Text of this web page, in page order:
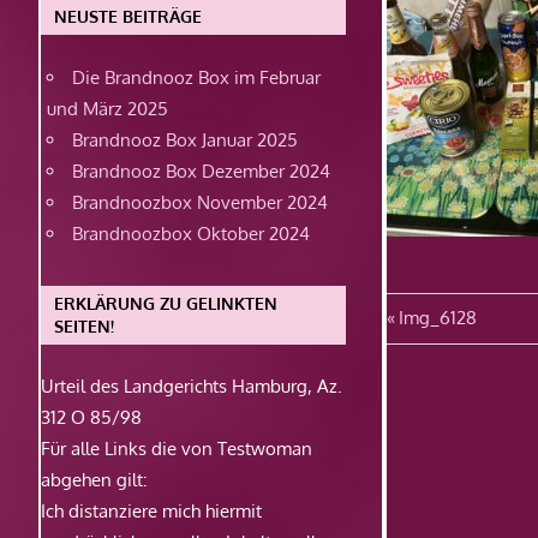
Vorheriger
Beitrag:
Img_6128
NEUSTE BEITRÄGE
Die Brandnooz Box im Februar
und März 2025
Brandnooz Box Januar 2025
Brandnooz Box Dezember 2024
Brandnoozbox November 2024
Brandnoozbox Oktober 2024
ERKLÄRUNG ZU GELINKTEN
SEITEN!
Urteil des Landgerichts Hamburg, Az.
312 O 85/98
Für alle Links die von Testwoman
abgehen gilt:
Ich distanziere mich hiermit